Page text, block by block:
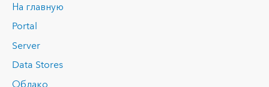
На главную
Portal
Server
Data Stores
Облако